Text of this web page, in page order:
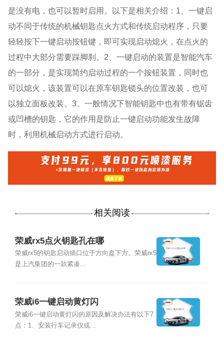
是没有电，也可以暂时启用。以下是相关介绍：1、一键启
动不同于传统的机械钥匙点火方式和传统启动程序，只要
轻轻按下一键启动按钮键，即可实现启动熄火，在点火的
过程中大部分需要踩脚刹。2、一键启动的装置是智能汽车
的一部分，是实现简约启动过程的一个按钮装置，同时也
可以熄火，该装置可以在原车钥匙锁头的位置改装，也可
以独立面板改装。3、一般情况下智能钥匙中也有带有锯齿
或凹槽的钥匙，它的作用是防止一键启动功能发生故障
时，利用机械启动方式进行启动。
相关阅读
荣威rx5点火钥匙孔在哪
荣威rx5的钥匙启动插口位于方向盘下方。荣威rx5
是上汽集团的一款紧凑...
荣威i6一键启动黄灯闪
荣威i6一键启动黄灯闪的原因及解决办法有以下7
点：1、安装行车记录仪或...